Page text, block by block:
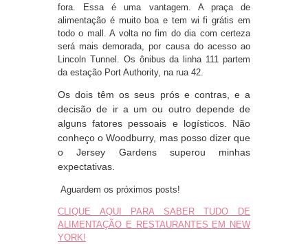
fora. Essa é uma vantagem. A praça de
alimentação é muito boa e tem wi fi grátis em
todo o mall. A volta no fim do dia com certeza
será mais demorada, por causa do acesso ao
Lincoln Tunnel. Os ônibus da linha 111 partem
da estação Port Authority, na rua 42.
Os dois têm os seus prós e contras, e a
decisão de ir a um ou outro depende de
alguns fatores pessoais e logísticos. Não
conheço o Woodburry, mas posso dizer que
o Jersey Gardens superou minhas
expectativas.
Aguardem os próximos posts!
CLIQUE AQUI PARA SABER TUDO DE
ALIMENTAÇÃO E RESTAURANTES EM NEW
YORK!